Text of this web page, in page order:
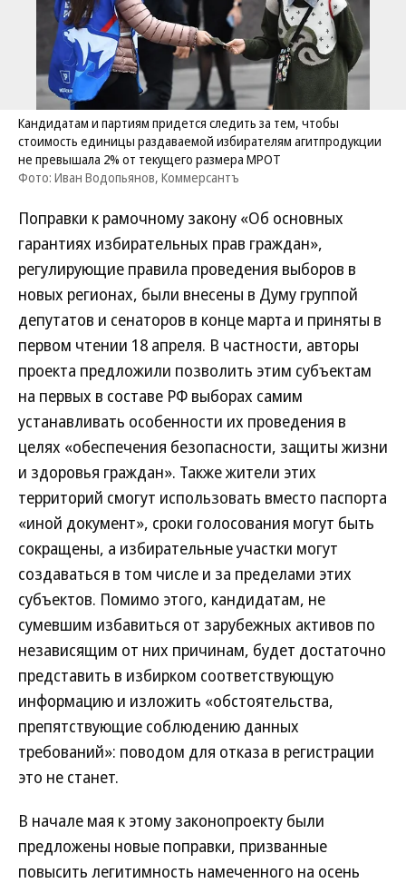
Кандидатам и партиям придется следить за тем, чтобы
стоимость единицы раздаваемой избирателям агитпродукции
не превышала 2% от текущего размера МРОТ
Фото: Иван Водопьянов, Коммерсантъ
Поправки к рамочному закону «Об основных
гарантиях избирательных прав граждан»,
регулирующие правила проведения выборов в
новых регионах, были внесены в Думу группой
депутатов и сенаторов в конце марта и приняты в
первом чтении 18 апреля. В частности, авторы
проекта предложили позволить этим субъектам
на первых в составе РФ выборах самим
устанавливать особенности их проведения в
целях «обеспечения безопасности, защиты жизни
и здоровья граждан». Также жители этих
территорий смогут использовать вместо паспорта
«иной документ», сроки голосования могут быть
сокращены, а избирательные участки могут
создаваться в том числе и за пределами этих
субъектов. Помимо этого, кандидатам, не
сумевшим избавиться от зарубежных активов по
независящим от них причинам, будет достаточно
представить в избирком соответствующую
информацию и изложить «обстоятельства,
препятствующие соблюдению данных
требований»: поводом для отказа в регистрации
это не станет.
В начале мая к этому законопроекту были
предложены новые поправки, призванные
повысить легитимность намеченного на осень